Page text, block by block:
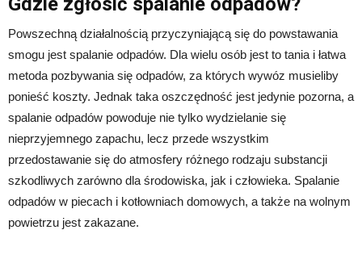
Powszechną działalnością przyczyniającą się do powstawania
smogu jest spalanie odpadów. Dla wielu osób jest to tania i łatwa
metoda pozbywania się odpadów, za których wywóz musieliby
ponieść koszty. Jednak taka oszczędność jest jedynie pozorna, a
spalanie odpadów powoduje nie tylko wydzielanie się
nieprzyjemnego zapachu, lecz przede wszystkim
przedostawanie się do atmosfery różnego rodzaju substancji
szkodliwych zarówno dla środowiska, jak i człowieka. Spalanie
odpadów w piecach i kotłowniach domowych, a także na wolnym
powietrzu jest zakazane.